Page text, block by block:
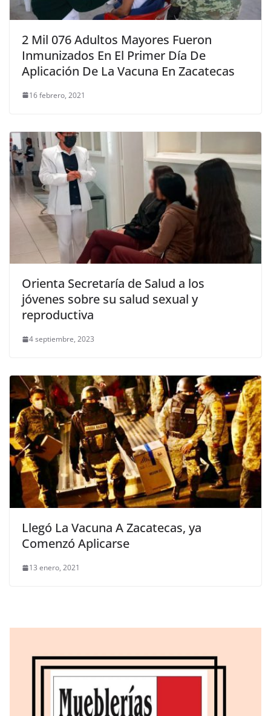
2 Mil 076 Adultos Mayores Fueron
Inmunizados En El Primer Día De
Aplicación De La Vacuna En Zacatecas
16 febrero, 2021
Orienta Secretaría de Salud a los
jóvenes sobre su salud sexual y
reproductiva
4 septiembre, 2023
Llegó La Vacuna A Zacatecas, ya
Comenzó Aplicarse
13 enero, 2021